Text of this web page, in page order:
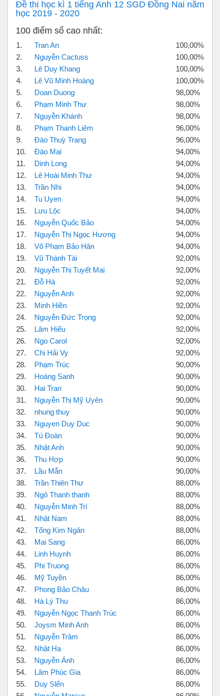
Đề thi học kì 1 tiếng Anh 12 SGD Đồng Nai năm
học 2019 - 2020
100 điểm số cao nhất:
1. Tran An
100,00%
2.
Nguyễn Cactuss
100,00%
3.
Lê Duy Khang
100,00%
4.
Lê Vũ Minh Hoàng
100,00%
5.
Doan Duong
98,00%
6.
Phạm Minh Thư
98,00%
7.
Nguyễn Khánh
98,00%
8.
Phạm Thanh Liêm
96,00%
9.
Đào Thuỳ Trang
96,00%
10.
Đào Mai
94,00%
11.
Dinh Long
94,00%
12.
Lê Hoài Minh Thư
94,00%
13.
Trần Nhi
94,00%
14.
Tu Uyen
94,00%
15.
Lưu Lộc
94,00%
16.
Nguyễn Quốc Bảo
94,00%
17.
Nguyễn Thị Ngọc Hương
94,00%
18.
Võ Phạm Bảo Hân
94,00%
19.
Vũ Thành Tài
92,00%
20.
Nguyễn Thị Tuyết Mai
92,00%
21.
Đỗ Hà
92,00%
22.
Nguyễn Anh
92,00%
23.
Minh Hiền
92,00%
24.
Nguyễn Đức Trọng
92,00%
25.
Lâm Hiếu
92,00%
26.
Ngo Carol
92,00%
27.
Chi Hải Vy
92,00%
28.
Phạm Trúc
90,00%
29.
Hoàng Sanh
90,00%
30.
Hai Tran
90,00%
31.
Nguyễn Thị Mỹ Uyên
90,00%
32.
nhung thuy
90,00%
33.
Nguyen Duy Duc
90,00%
34.
Tú Đoàn
90,00%
35.
Nhật Anh
90,00%
36.
Thu Hợp
90,00%
37.
Lầu Mẫn
90,00%
38.
Trần Thiên Thư
88,00%
39.
Ngô Thanh thanh
88,00%
40.
Nguyễn Minh Trí
88,00%
41.
Nhật Nam
88,00%
42.
Tống Kim Ngân
88,00%
43.
Mai Sang
86,00%
44.
Linh Huynh
86,00%
45.
Phi Truong
86,00%
46.
Mỹ Tuyền
86,00%
47.
Phong Bảo Châu
86,00%
48.
Hà Lý Thu
86,00%
49.
Nguyễn Ngọc Thanh Trúc
86,00%
50.
Joysm Minh Anh
86,00%
51.
Nguyễn Trâm
86,00%
52.
Nhật Hạ
86,00%
53.
Nguyễn Ánh
86,00%
54.
Lâm Phúc Gia
86,00%
55.
Duy Slển
86,00%